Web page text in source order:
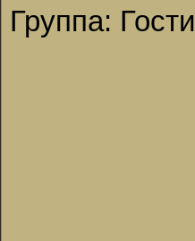
Группа: Гости